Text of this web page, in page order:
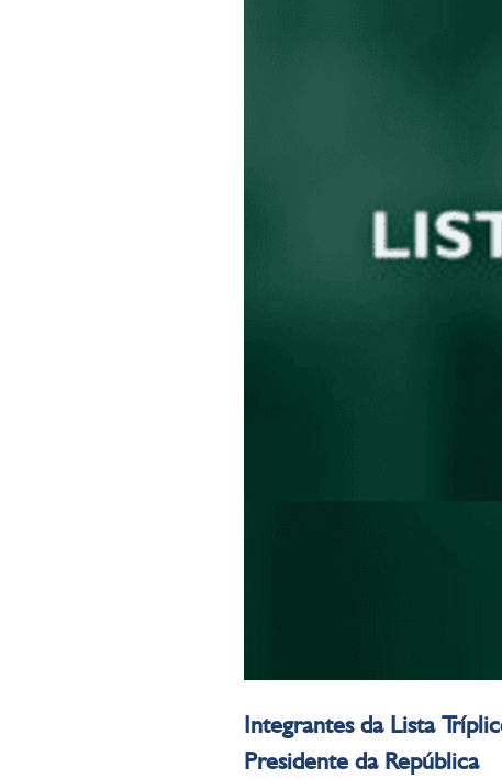
Integrantes da Lista
Presidente da República